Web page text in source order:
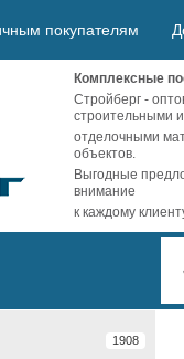
покупателям
Комплексные
Стройберг -
строительными и
отделочными
объектов.
Выгодные
внимание
к каждому
1908